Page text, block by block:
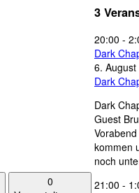
0
3
20:00 -
Dark
6.
Dark
Dark
Guest
kommen
noch
21:00 -